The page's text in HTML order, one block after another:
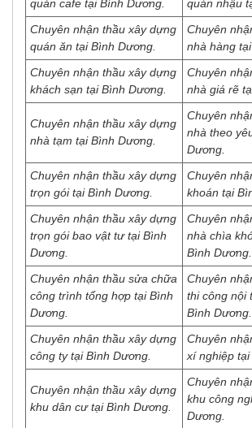
quán cafe tại Bình Dương.
quán nhậu
Chuyên nhận thầu xây dựng
quán ăn tại Bình Dương.
Chuyên
nhà hàng
Chuyên nhận thầu xây dựng
khách sạn tại Bình Dương.
Chuyên
nhà giá rẽ
Chuyên nhận thầu xây dựng
nhà tạm tại Bình Dương.
Chuyên
nhà theo
Dương.
Chuyên nhận thầu xây dựng
trọn gói tại Bình Dương.
Chuyên
khoán tại
Chuyên nhận thầu xây dựng
trọn gói bao vật tư tại Bình
Dương.
Chuyên
nhà chìa
Bình Dương.
Chuyên nhận thầu sửa chữa
công trình tổng hợp tại Bình
Dương.
Chuyên
thi công nội
Bình Dương.
Chuyên nhận thầu xây dựng
công ty tại Bình Dương.
Chuyên
xí nghiệp tại
Chuyên nhận thầu xây dựng
khu dân cư tại Bình Dương.
Chuyên
khu công
Dương.